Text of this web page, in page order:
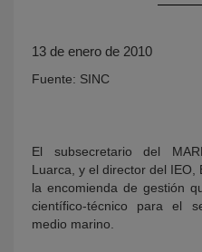
13 de enero de 2010
Fuente: SINC
El subsecretario del
Luarca, y el director del IEO,
la encomienda de gestión
científico-técnico para el
medio marino.